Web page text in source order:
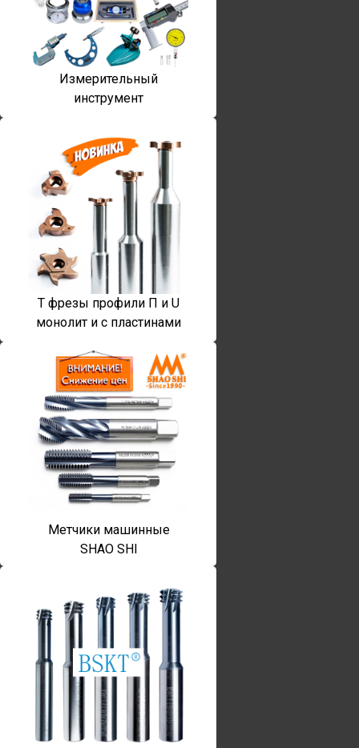
Измерительный
инструмент
T фрезы профили П и U
монолит и с пластинами
Метчики машинные
SHAO SHI